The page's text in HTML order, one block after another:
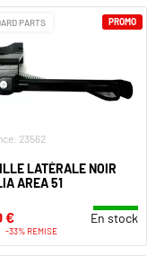
PARTS
23562
LATÉRALE NOIR
AREA 51
€ En stock
-33% REMISE
PROMO